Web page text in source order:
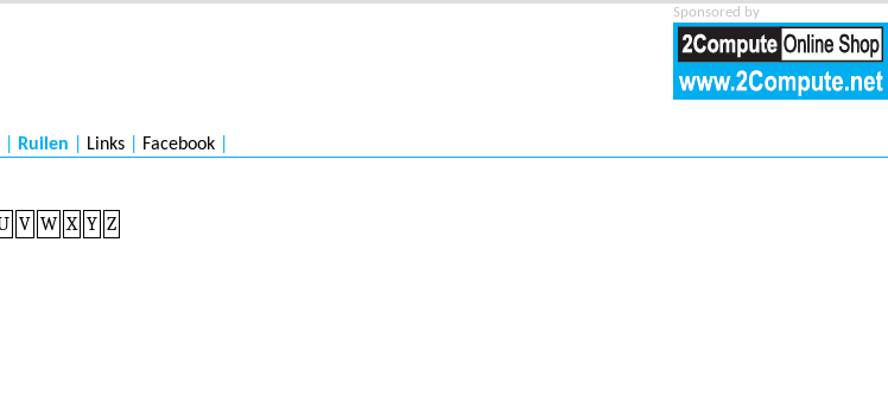
Sponsored by
Ruilen Links Facebook
V W X Y Z